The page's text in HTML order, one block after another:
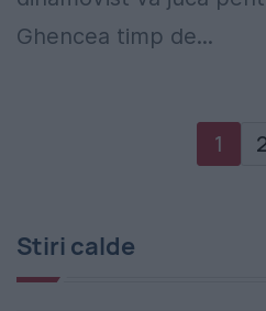
Ghencea timp de...
1
Stiri calde